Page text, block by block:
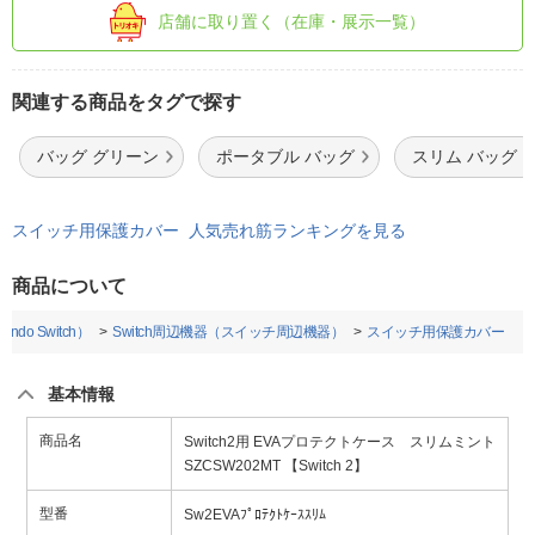
店舗に取り置く（在庫・展示一覧）
関連する商品をタグで探す
バッグ グリーン ポータブル バッグ スリム バッグ
スイッチ用保護カバー 人気売れ筋ランキングを見る
商品について
Switch） Switch周辺機器（スイッチ周辺機器） スイッチ用保護カバー
基本情報
商品名
Switch2用 EVAプロテクトケース スリムミント
SZCSW202MT 【Switch 2】
型番 Sw2EVAﾌﾟﾛﾃｸﾄｹｰｽｽﾘﾑ